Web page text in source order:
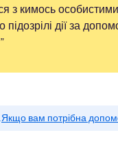
з кимось
підозрілі дії за
Якщо вам потрібна